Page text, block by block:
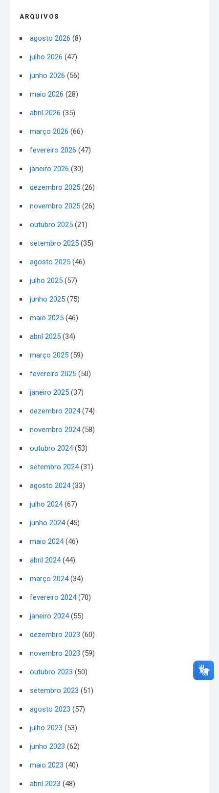
ARQUIVOS
agosto 2026 (8)
julho 2026 (47)
junho 2026 (56)
maio 2026 (28)
abril 2026 (35)
março 2026 (66)
fevereiro 2026 (47)
janeiro 2026 (30)
dezembro 2025 (26)
novembro 2025 (26)
outubro 2025 (21)
setembro 2025 (35)
agosto 2025 (46)
julho 2025 (57)
junho 2025 (75)
maio 2025 (46)
abril 2025 (34)
março 2025 (59)
fevereiro 2025 (50)
janeiro 2025 (37)
dezembro 2024(74)
novembro 2024(58)
outubro 2024(53)
setembro 2024(31)
agosto 2024(33)
julho 2024(67)
junho 2024(45)
maio 2024(46)
abril 2024(44)
março 2024(34)
fevereiro 2024(70)
janeiro 2024(55)
dezembro 2023 (60)
novembro 2023 (59)
outubro 2023 (50)
setembro 2023 (51)
agosto 2023 (57)
julho 2023 (53)
junho 2023 (62)
maio 2023 (40)
abril 2023 (48)